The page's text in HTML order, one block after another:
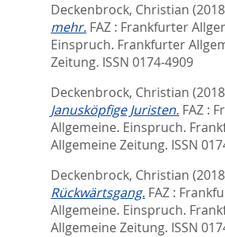
Deckenbrock, Christian
mehr. FAZ : Frankfurter
Einspruch. Frankfurter
Zeitung. ISSN 0174-4909
Deckenbrock, Christian
Janusköpfige Juristen. FAZ :
Allgemeine. Einspruch.
Allgemeine Zeitung. ISSN
Deckenbrock, Christian
Rückwärtsgang. FAZ :
Allgemeine. Einspruch.
Allgemeine Zeitung. ISSN